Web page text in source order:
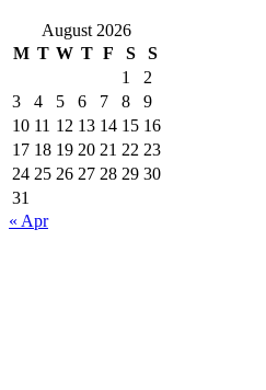
August 2026
M T W T F S
S
1
2
3
4 5 6 7 8
9
10 11 12 13 14 15 16
17 18 19 20 21 22 23
24 25 26 27 28 29 30
31
« Apr